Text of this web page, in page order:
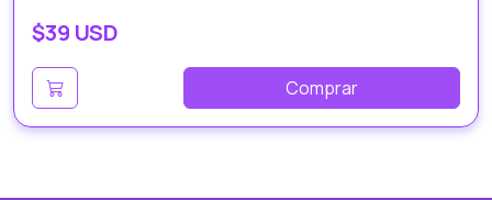
$39 USD
Comprar